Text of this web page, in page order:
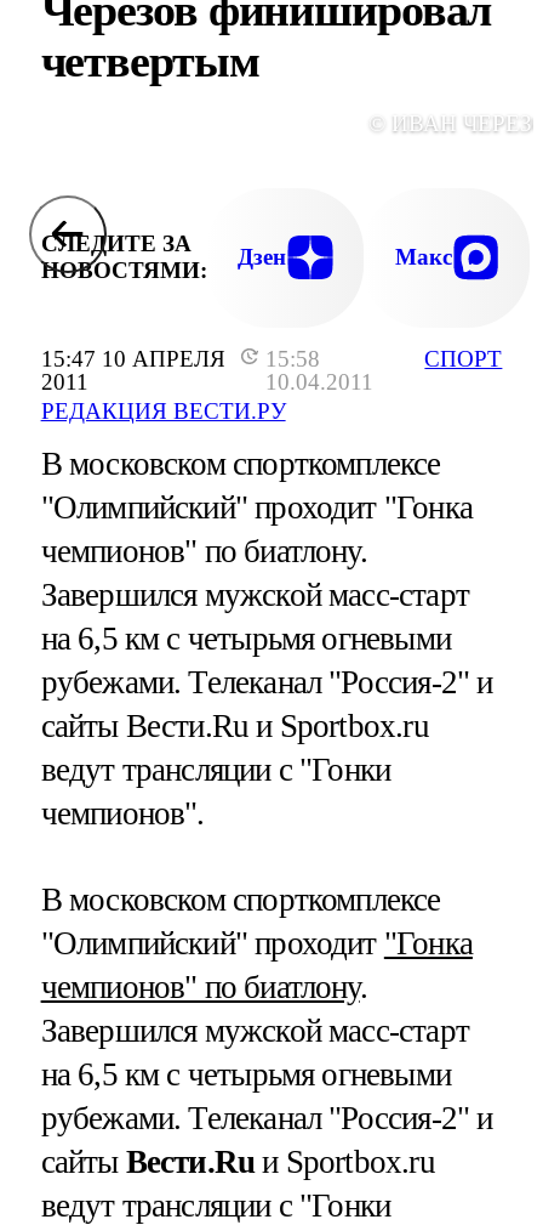
15:47 10 АПРЕЛЯ
2011
15:58
10.04.2011
РЕДАКЦИЯ ВЕСТИ.РУ
СПОРТ
четвертым
© ИВАН
СЛЕДИТЕ ЗА
НОВОСТЯМИ:
Дзен Макс
В московском спорткомплексе
"Олимпийский" проходит "Гонка
чемпионов" по биатлону.
Завершился мужской масс-старт
на 6,5 км с четырьмя огневыми
рубежами. Телеканал "Россия-2" и
сайты Вести.Ru и Sportbox.ru
ведут трансляции с "Гонки
чемпионов".
В московском спорткомплексе
"Олимпийский" проходит "Гонка
чемпионов" по биатлону.
Завершился мужской масс-старт
на 6,5 км с четырьмя огневыми
рубежами. Телеканал "Россия-2" и
сайты Вести.Ru и Sportbox.ru
ведут трансляции с "Гонки